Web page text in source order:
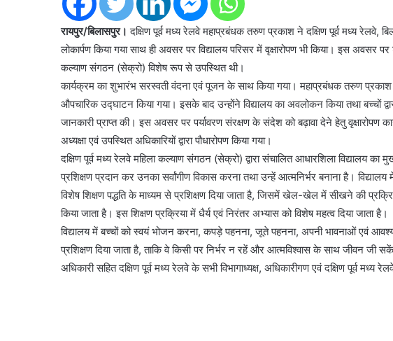
रायपुर/बिलासपुर।दक्षिण पूर्व मध्य रेलवे महाप्रबंधक तरुण प्रकाश ने दक्षिण पूर्व मध्य रेलवे,
लोकार्पण किया गया साथ ही अवसर पर विद्यालय परिसर में वृक्षारोपण भी किया। इस अवसर पर
कल्याण संगठन (सेक्रो) विशेष रूप से उपस्थित थी।
कार्यक्रम का शुभारंभ सरस्वती वंदना एवं पूजन के साथ किया गया। महाप्रबंधक तरुण प्रकाश
औपचारिक उद्घाटन किया गया। इसके बाद उन्होंने विद्यालय का अवलोकन किया तथा बच्चों
जानकारी प्राप्त की। इस अवसर पर पर्यावरण संरक्षण के संदेश को बढ़ावा देने हेतु वृक्षारोपण
अध्यक्षा एवं उपस्थित अधिकारियों द्वारा पौधारोपण किया गया।
दक्षिण पूर्व मध्य रेलवे महिला कल्याण संगठन (सेक्रो) द्वारा संचालित आधारशिला विद्यालय का
प्रशिक्षण प्रदान कर उनका सर्वांगीण विकास करना तथा उन्हें आत्मनिर्भर बनाना है।
विशेष शिक्षण पद्धति के माध्यम से प्रशिक्षण दिया जाता है, जिसमें खेल-खेल में सीखने की
किया जाता है। इस शिक्षण प्रक्रिया में धैर्य एवं निरंतर अभ्यास को विशेष महत्व दिया जाता है।
विद्यालय में बच्चों को स्वयं भोजन करना, कपड़े पहनना, जूते पहनना, अपनी भावनाओं एवं
प्रशिक्षण दिया जाता है, ताकि वे किसी पर निर्भर न रहें और आत्मविश्वास के साथ जीवन
अधिकारी सहित दक्षिण पूर्व मध्य रेलवे के सभी विभागाध्यक्ष, अधिकारीगण एवं दक्षिण पूर्व मध्य